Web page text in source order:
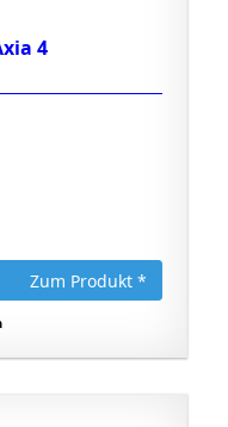
4
Zum Produkt *